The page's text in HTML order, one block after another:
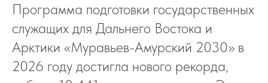
Программа подготовки государственных
служащих для Дальнего Востока и
Арктики «Муравьев-Амурский 2030» в
2026 году достигла нового рекорда,